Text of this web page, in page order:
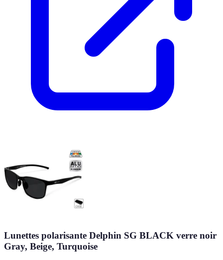
Lunettes polarisante Delphin SG BLACK verre noir
Gray, Beige, Turquoise